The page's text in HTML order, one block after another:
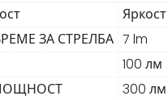
Яркост
ЗА СТРЕЛБА 7 lm
100 лм
300 лм